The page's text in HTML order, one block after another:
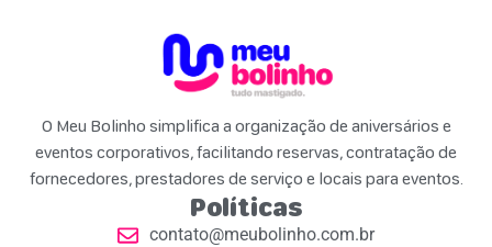
O Meu Bolinho simplifica a organização de aniversários e
eventos corporativos, facilitando reservas, contratação de
fornecedores, prestadores de serviço e locais para eventos.
Políticas
contato@meubolinho.com.br